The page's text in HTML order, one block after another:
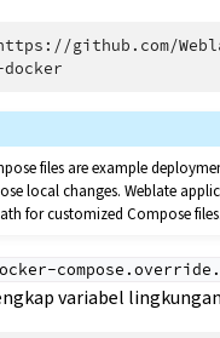
github.com/
files are example
local changes. Weblate
for customized Compose files.
variabel